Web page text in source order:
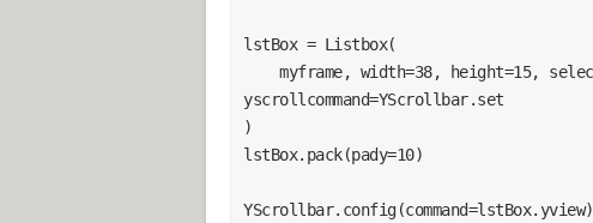
        lstBox.delete(item)
myframe=Frame(window)
myframe.pack()
lstBox = Listbox(
yscrollcommand=YScrollbar.set
)
lstBox.pack(pady=10)
YScrollbar.config(command=lstBox.yview)